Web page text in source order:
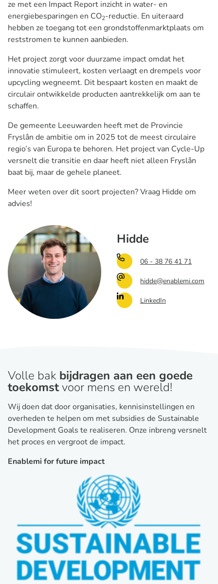
ze met een Impact Report inzicht in water- en
energiebesparingen en CO2-reductie. En uiteraard
hebben ze toegang tot een grondstoffenmarktplaats om
reststromen te kunnen aanbieden.
Het project zorgt voor duurzame impact omdat het
innovatie stimuleert, kosten verlaagt en drempels voor
upcycling wegneemt. Dit bespaart kosten en maakt de
circulair ontwikkelde producten aantrekkelijk om aan te
schaffen.
De gemeente Leeuwarden heeft met de Provincie
Fryslân de ambitie om in 2025 tot de meest circulaire
regio’s van Europa te behoren. Het project van Cycle-Up
versnelt die transitie en daar heeft niet alleen Fryslân
baat bij, maar de gehele planeet.
Meer weten over dit soort projecten? Vraag Hidde om
advies!
Hidde
06 - 38 76 41 71
hidde@enablemi.com
LinkedIn
Volle bak bijdragen aan een goede
toekomstvoor mens en wereld!
Wij doen dat door organisaties, kennisinstellingen en
overheden te helpen om met subsidies de Sustainable
Development Goals te realiseren. Onze inbreng versnelt
het proces en vergroot de impact.
Enablemi for future impact